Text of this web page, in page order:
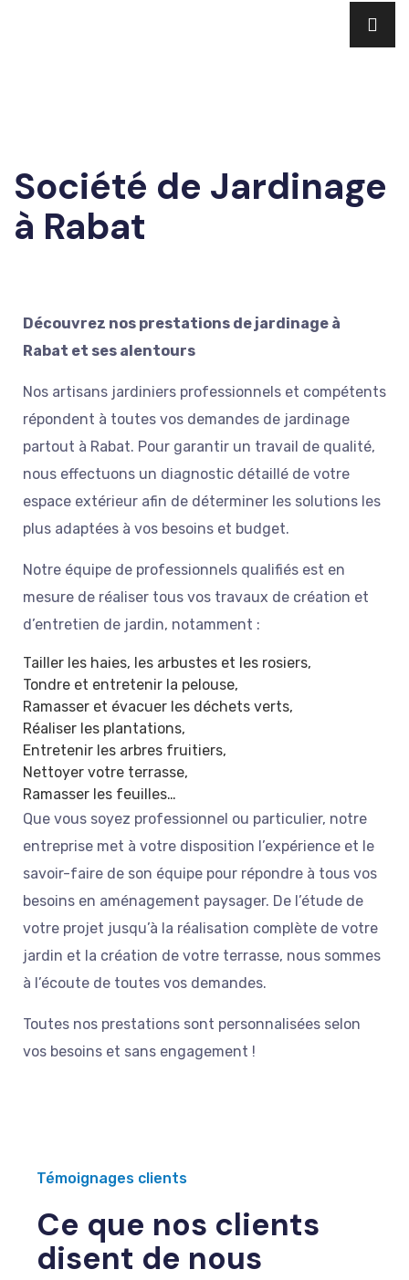
Société de Jardinage
à Rabat
Découvrez nos prestations de jardinage à
Rabat et ses alentours
Nos artisans jardiniers professionnels et compétents
répondent à toutes vos demandes de jardinage
partout à Rabat. Pour garantir un travail de qualité,
nous effectuons un diagnostic détaillé de votre
espace extérieur afin de déterminer les solutions les
plus adaptées à vos besoins et budget.
Notre équipe de professionnels qualifiés est en
mesure de réaliser tous vos travaux de création et
d’entretien de jardin, notamment :
Tailler les haies, les arbustes et les rosiers,
Tondre et entretenir la pelouse,
Ramasser et évacuer les déchets verts,
Réaliser les plantations,
Entretenir les arbres fruitiers,
Nettoyer votre terrasse,
Ramasser les feuilles…
Que vous soyez professionnel ou particulier, notre
entreprise met à votre disposition l’expérience et le
savoir-faire de son équipe pour répondre à tous vos
besoins en aménagement paysager. De l’étude de
votre projet jusqu’à la réalisation complète de votre
jardin et la création de votre terrasse, nous sommes
à l’écoute de toutes vos demandes.
Toutes nos prestations sont personnalisées selon
vos besoins et sans engagement !
Témoignages clients
Ce que nos clients
disent de nous